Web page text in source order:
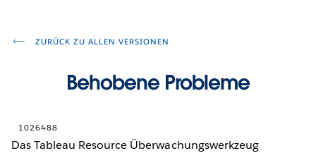
ZURÜCK ZU ALLEN VERSIONEN
Behobene Probleme
1026488
Das Tableau Resource Überwachungswerkzeug